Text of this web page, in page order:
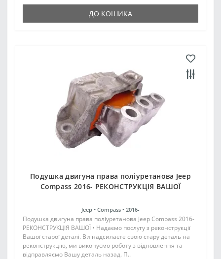
ДО КОШИКА
Подушка двигуна права поліуретанова Jeep
Compass 2016- РЕКОНСТРУКЦІЯ ВАШОЇ
Jeep • Compass • 2016-
Подушка двигуна права поліуретанова Jeep Compass 2016-
РЕКОНСТРУКЦІЯ ВАШОЇ • Надаємо послугу з реконструкції
Вашої старої деталі. Ви надсилаєте свою стару деталь на
реконструкцію, ми виконуємо роботу з відновлення та
відправляємо Вашу деталь назад. П..